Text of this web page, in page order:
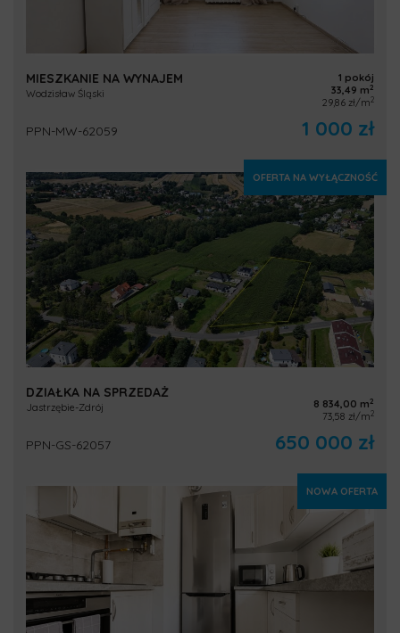
MIESZKANIE NA WYNAJEM
Wodzisław Śląski
1 pokój
33,49 m2
29,86 zł/m 2
PPN-MW-62059 1 000 zł
OFERTA NA WYŁĄCZNOŚĆ
DZIAŁKA NA SPRZEDAŻ
Jastrzębie-Zdrój 8 834,00 m2
73,58 zł/m 2
PPN-GS-62057 650 000 zł
NOWA OFERTA